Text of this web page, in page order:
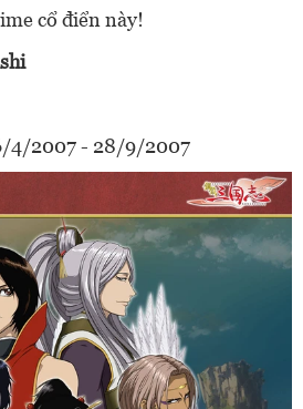
cổ điển này!
4/2007 - 28/9/2007